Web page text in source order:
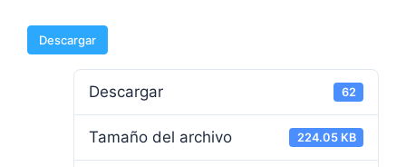
Descargar
Descargar 62
Tamaño del archivo 224.05 KB